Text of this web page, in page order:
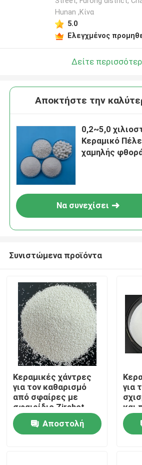
Αρχική Σελίδα
Προϊόντα
Hunan ,Κίνα
5.0
Ελεγχμένος
Δείτε
Αποκτήστε την
0,2~5,0
Κεραμικό
χαμηλής
Να συνεχίσει
Συνιστώμενα προϊόντα
Κεραμικές χάντρες
για τον καθαρισμό
από σφαίρες με
σφαιρίδιο Zirshot
Αποστολή
για
και